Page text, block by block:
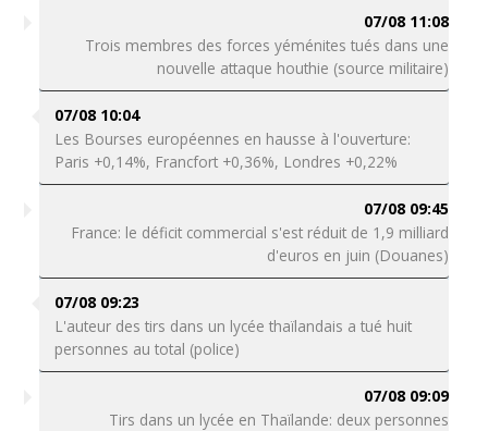
07/08 11:08
Trois membres des forces yéménites tués dans une
nouvelle attaque houthie (source militaire)
07/08 10:04
Les Bourses européennes en hausse à l'ouverture:
Paris +0,14%, Francfort +0,36%, Londres +0,22%
07/08 09:45
France: le déficit commercial s'est réduit de 1,9 milliard
d'euros en juin (Douanes)
07/08 09:23
L'auteur des tirs dans un lycée thaïlandais a tué huit
personnes au total (police)
07/08 09:09
Tirs dans un lycée en Thaïlande: deux personnes